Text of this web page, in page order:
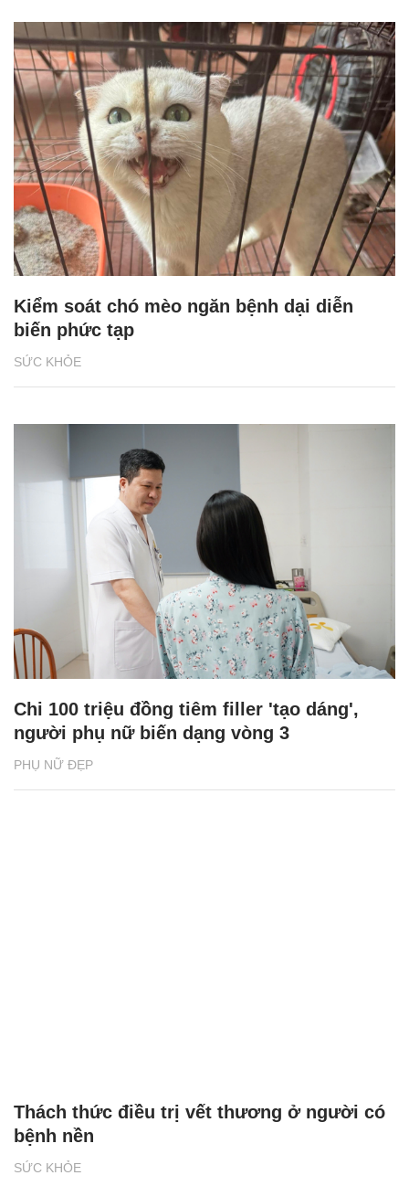
SỨC KHỎE
Kiểm soát chó mèo ngăn bệnh dại diễn
biến phức tạp
PHỤ NỮ ĐẸP
Chi 100 triệu đồng tiêm filler 'tạo dáng',
người phụ nữ biến dạng vòng 3
SỨC KHỎE
Thách thức điều trị vết thương ở người có
bệnh nền